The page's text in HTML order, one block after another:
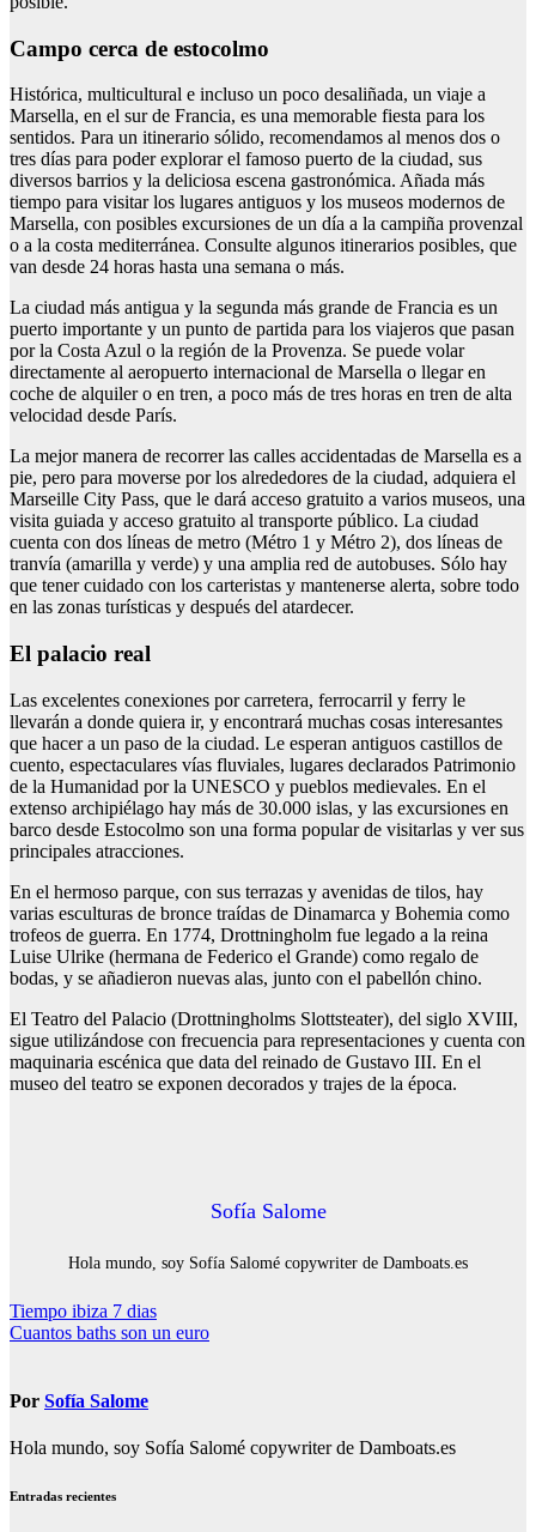
Campo cerca de estocolmo
Histórica, multicultural e incluso un poco desaliñada, un viaje a
Marsella, en el sur de Francia, es una memorable fiesta para los
sentidos. Para un itinerario sólido, recomendamos al menos dos o
tres días para poder explorar el famoso puerto de la ciudad, sus
diversos barrios y la deliciosa escena gastronómica. Añada más
tiempo para visitar los lugares antiguos y los museos modernos de
Marsella, con posibles excursiones de un día a la campiña provenzal
o a la costa mediterránea. Consulte algunos itinerarios posibles, que
van desde 24 horas hasta una semana o más.
La ciudad más antigua y la segunda más grande de Francia es un
puerto importante y un punto de partida para los viajeros que pasan
por la Costa Azul o la región de la Provenza. Se puede volar
directamente al aeropuerto internacional de Marsella o llegar en
coche de alquiler o en tren, a poco más de tres horas en tren de alta
velocidad desde París.
La mejor manera de recorrer las calles accidentadas de Marsella es a
pie, pero para moverse por los alrededores de la ciudad, adquiera el
Marseille City Pass, que le dará acceso gratuito a varios museos, una
visita guiada y acceso gratuito al transporte público. La ciudad
cuenta con dos líneas de metro (Métro 1 y Métro 2), dos líneas de
tranvía (amarilla y verde) y una amplia red de autobuses. Sólo hay
que tener cuidado con los carteristas y mantenerse alerta, sobre todo
en las zonas turísticas y después del atardecer.
El palacio real
Las excelentes conexiones por carretera, ferrocarril y ferry le
llevarán a donde quiera ir, y encontrará muchas cosas interesantes
que hacer a un paso de la ciudad. Le esperan antiguos castillos de
cuento, espectaculares vías fluviales, lugares declarados Patrimonio
de la Humanidad por la UNESCO y pueblos medievales. En el
extenso archipiélago hay más de 30.000 islas, y las excursiones en
barco desde Estocolmo son una forma popular de visitarlas y ver sus
principales atracciones.
En el hermoso parque, con sus terrazas y avenidas de tilos, hay
varias esculturas de bronce traídas de Dinamarca y Bohemia como
trofeos de guerra. En 1774, Drottningholm fue legado a la reina
Luise Ulrike (hermana de Federico el Grande) como regalo de
bodas, y se añadieron nuevas alas, junto con el pabellón chino.
El Teatro del Palacio (Drottningholms Slottsteater), del siglo XVIII,
sigue utilizándose con frecuencia para representaciones y cuenta con
maquinaria escénica que data del reinado de Gustavo III. En el
museo del teatro se exponen decorados y trajes de la época.
Sofía Salome
Hola mundo, soy Sofía Salomé copywriter de Damboats.es
Navegación
de
Tiempo ibiza 7 dias
Cuantos baths son un euro
Por Sofía Salome
Hola mundo, soy Sofía Salomé copywriter de Damboats.es
Entradas recientes